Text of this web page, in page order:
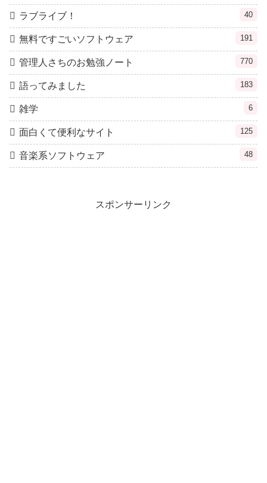
ラブライブ！ 40
無料ですごいソフトウェア 191
管理人さちのお勉強ノート 770
語ってみました 183
雑学 6
面白くて便利なサイト 125
音楽系ソフトウェア 48
スポンサーリンク